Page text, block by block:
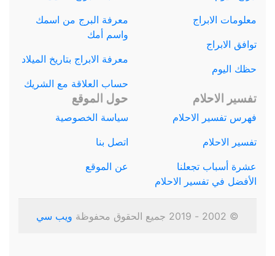
معلومات الابراج
توافق الابراج
حظك اليوم
معرفة البرج من اسمك
واسم أمك
معرفة الابراج بتاريخ الميلاد
حساب العلاقة مع الشريك
تفسير الاحلام
فهرس تفسير الاحلام
تفسير الاحلام
عشرة أسباب تجعلنا
الأفضل في تفسير الاحلام
حول الموقع
سياسة الخصوصية
اتصل بنا
عن الموقع
© 2002 - 2019 جميع الحقوق محفوظة ويب سي